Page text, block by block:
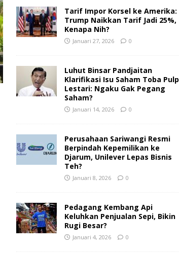
Tarif Impor Korsel ke Amerika:
Trump Naikkan Tarif Jadi 25%,
Kenapa Nih?
Januari 27, 2026 0
Luhut Binsar Pandjaitan
Klarifikasi Isu Saham Toba Pulp
Lestari: Ngaku Gak Pegang
Saham?
Januari 14, 2026 0
Perusahaan Sariwangi Resmi
Berpindah Kepemilikan ke
Djarum, Unilever Lepas Bisnis
Teh?
Januari 8, 2026 0
Pedagang Kembang Api
Keluhkan Penjualan Sepi, Bikin
Rugi Besar?
Januari 4, 2026 0